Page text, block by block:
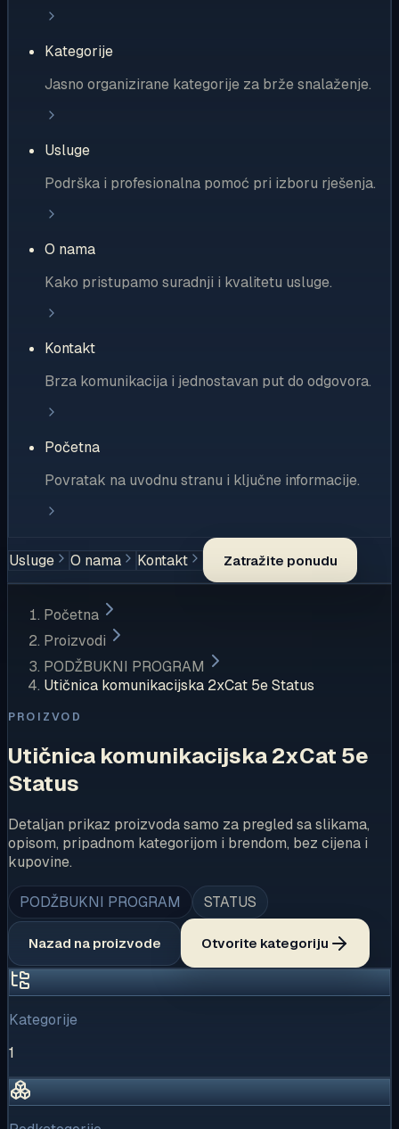
Kategorije
Jasno organizirane kategorije za brže snalaženje.
Usluge
Podrška i profesionalna pomoć pri izboru rješenja.
O nama
Kako pristupamo suradnji i kvalitetu usluge.
Kontakt
Brza komunikacija i jednostavan put do odgovora.
Početna
Povratak na uvodnu stranu i ključne informacije.
Usluge O nama Kontakt Zatražite ponudu
Početna
Proizvodi
PODŽBUKNI PROGRAM
Utičnica komunikacijska 2xCat 5e Status
PROIZVOD
Utičnica komunikacijska 2xCat 5e
Status
Detaljan prikaz proizvoda samo za pregled sa slikama,
opisom, pripadnom kategorijom i brendom, bez cijena i
kupovine.
PODŽBUKNI PROGRAM STATUS
Nazad na proizvode Otvorite kategoriju
Kategorije
1